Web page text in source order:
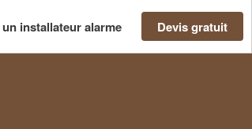
installateur alarme Devis gratuit